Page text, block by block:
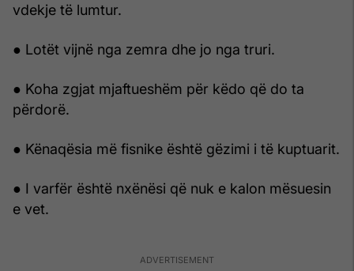
vdekje të lumtur.
● Lotët vijnë nga zemra dhe jo nga truri.
● Koha zgjat mjaftueshëm për këdo që do ta
përdorë.
● Kënaqësia më fisnike është gëzimi i të kuptuarit.
● I varfër është nxënësi që nuk e kalon mësuesin
e vet.